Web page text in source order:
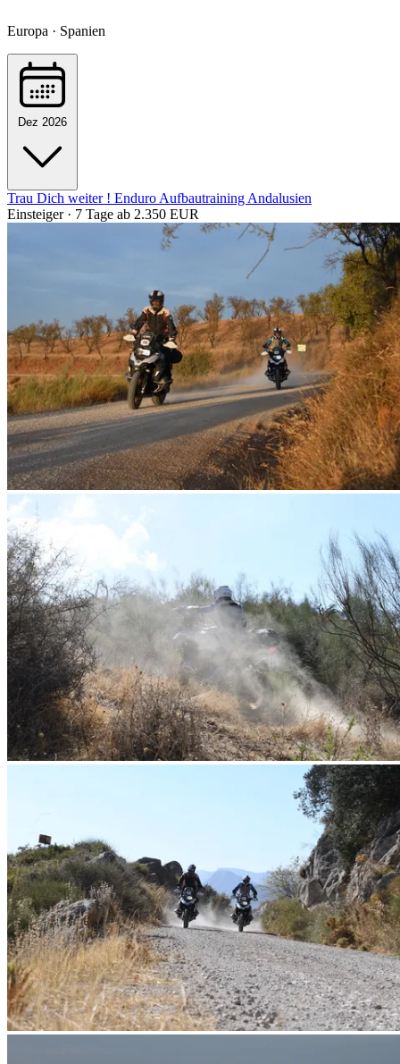
Europa · Spanien
Dez 2026
Trau Dich weiter ! Enduro Aufbautraining Andalusien
Einsteiger · 7 Tage ab 2.350 EUR